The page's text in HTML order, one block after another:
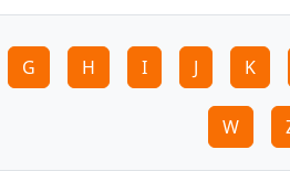
G H I J K
W